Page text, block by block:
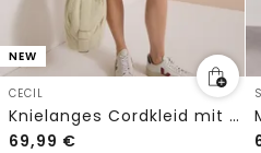
NEW
CECIL
Knielanges Cordkleid mit Leo-Muster
69,99 €